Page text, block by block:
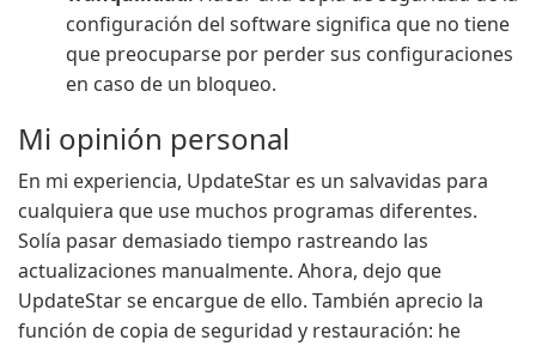
configuración del software significa que no tiene
que preocuparse por perder sus configuraciones
en caso de un bloqueo.
Mi opinión personal
En mi experiencia, UpdateStar es un salvavidas para
cualquiera que use muchos programas diferentes.
Solía pasar demasiado tiempo rastreando las
actualizaciones manualmente. Ahora, dejo que
UpdateStar se encargue de ello. También aprecio la
función de copia de seguridad y restauración: he